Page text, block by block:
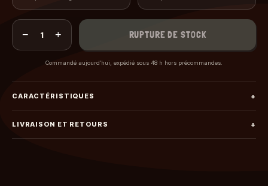
− 1 + RUPTURE DE STOCK
Commandé aujourd’hui, expédié sous 48 h hors précommandes.
CARACTÉRISTIQUES +
LIVRAISON ET RETOURS +